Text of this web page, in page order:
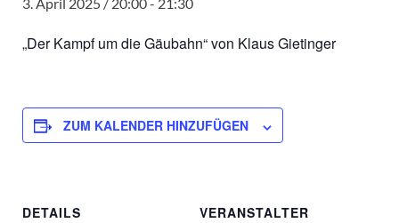
3. April 2025 / 20:00- 21:30
„Der Kampf um die Gäubahn“ von Klaus Gietinger
ZUM KALENDER HINZUFÜGEN
DETAILS
VERANSTALTER